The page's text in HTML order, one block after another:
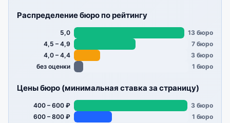
Распределение бюро по рейтингу
5,0
13 бюро
4,5 – 4,9
7 бюро
4,0 – 4,4
3 бюро
без оценки
1 бюро
Цены бюро (минимальная ставка за страницу)
400 – 600 ₽
3 бюро
600 – 800 ₽
1 бюро